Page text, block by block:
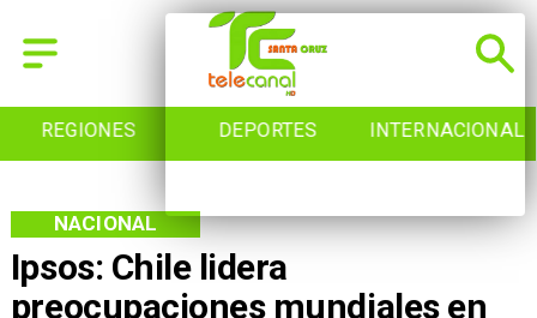
REGIONES DEPORTES INTERNACIONAL
Ipsos: Chile lidera
preocupaciones mundiales en
NACIONAL